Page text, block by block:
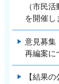
（市民
を開催し
意見募集
再編案に
【結果